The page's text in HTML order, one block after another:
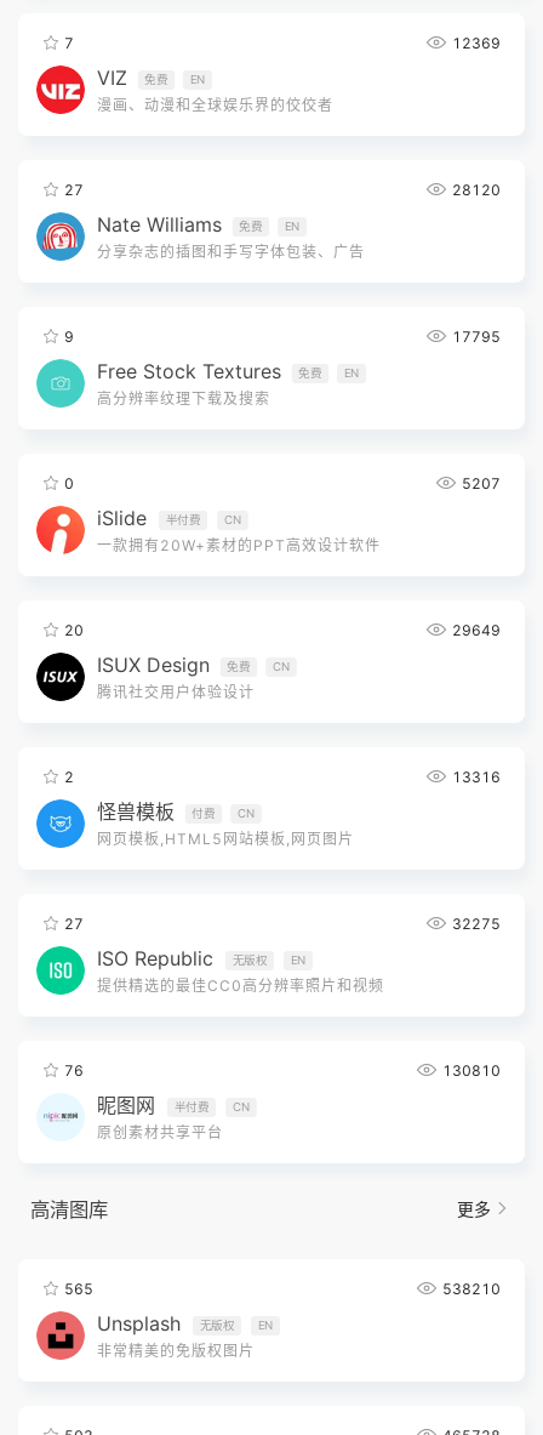
7 12369
VIZ 免费 EN
漫画、动漫和全球娱乐界的佼佼者
27 28120
Nate Williams 免费 EN
分享杂志的插图和手写字体包装、广告
9 17795
Free Stock Textures 免费 EN
高分辨率纹理下载及搜索
0 5207
iSlide 半付费 CN
一款拥有20W+素材的PPT高效设计软件
20 29649
ISUX Design 免费 CN
腾讯社交用户体验设计
2 13316
怪兽模板 付费 CN
网页模板,HTML5网站模板,网页图片
27 32275
ISO Republic 无版权 EN
提供精选的最佳CC0高分辨率照片和视频
76 130810
昵图网 半付费 CN
原创素材共享平台
高清图库 更多
565 538210
Unsplash 无版权 EN
非常精美的免版权图片